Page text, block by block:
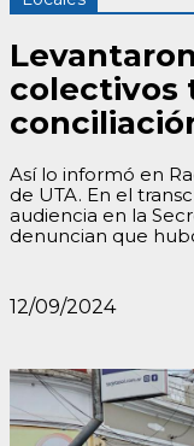
colectivos
Así lo informó en
de UTA. En el
audiencia en la
denuncian que
12/09/2024